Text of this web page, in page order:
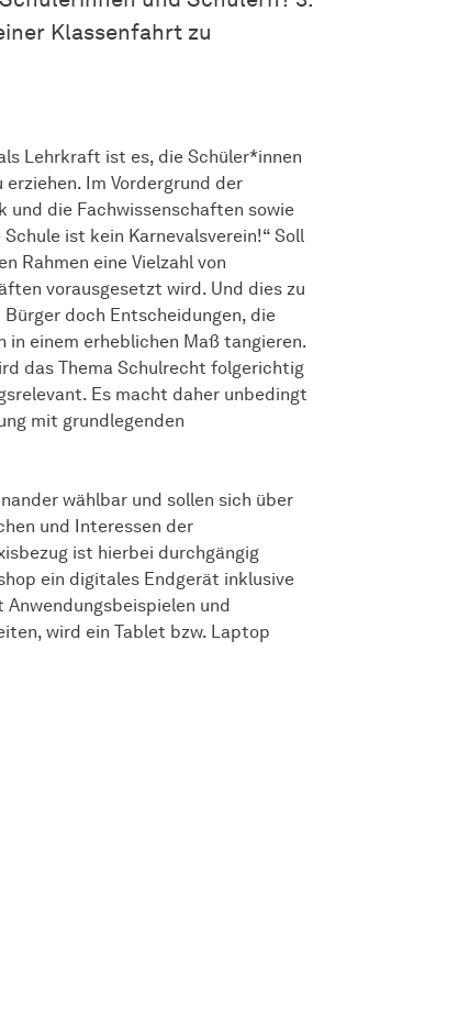
Klassenfahrt zu
Lehrkraft ist es, die Schüler*innen
Im Vordergrund der
und die Fachwissenschaften sowie
ist kein Karnevalsverein!“ Soll
Rahmen eine Vielzahl von
vorausgesetzt wird. Und dies zu
doch Entscheidungen, die
in einem erheblichen Maß tangieren.
das Thema Schulrecht folgerichtig
Es macht daher unbedingt
mit grundlegenden
wählbar und sollen sich über
und Interessen der
ist hierbei durchgängig
ein digitales Endgerät inklusive
und
wird ein Tablet bzw. Laptop